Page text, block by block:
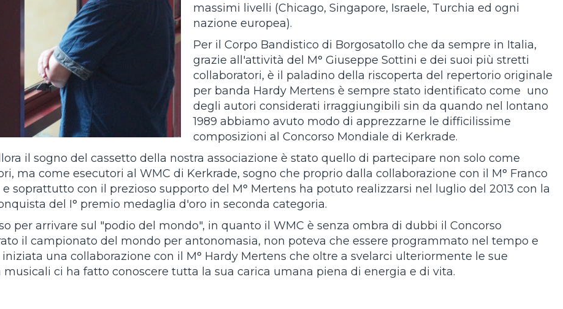
massimi livelli (Chicago, Singapore, Israele, Turchia ed ogni
nazione europea).
Per il Corpo Bandistico di Borgosatollo che da sempre in Italia,
grazie all'attività del M° Giuseppe Sottini e dei suoi più stretti
collaboratori, è il paladino della riscoperta del repertorio originale
per banda Hardy Mertens è sempre stato identificato come uno
degli autori considerati irraggiungibili sin da quando nel lontano
1989 abbiamo avuto modo di apprezzarne le difficilissime
composizioni al Concorso Mondiale di Kerkrade.
il sogno del cassetto della nostra associazione è stato quello di partecipare non solo come
ma come esecutori al WMC di Kerkrade, sogno che proprio dalla collaborazione con il M° Franco
soprattutto con il prezioso supporto del M° Mertens ha potuto realizzarsi nel luglio del 2013 con la
del I° premio medaglia d'oro in seconda categoria.
per arrivare sul "podio del mondo", in quanto il WMC è senza ombra di dubbi il Concorso
il campionato del mondo per antonomasia, non poteva che essere programmato nel tempo e
una collaborazione con il M° Hardy Mertens che oltre a svelarci ulteriormente le sue
musicali ci ha fatto conoscere tutta la sua carica umana piena di energia e di vita.